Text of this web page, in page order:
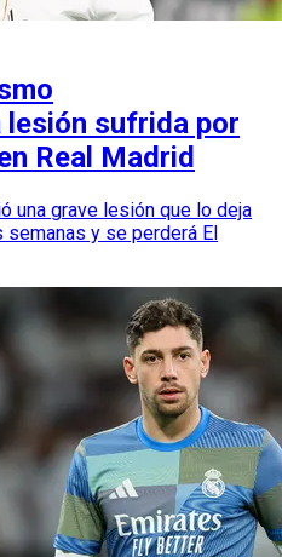
sufrida por
Real Madrid
una grave lesión que lo deja
y se perderá El